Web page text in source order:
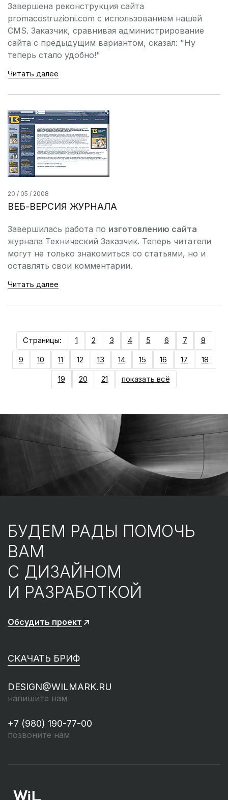
Завершена реконструкция сайта
promacostruzioni.com с использованием нашей
CMS. Заказчик, сравнивая администрирование
сайта с предыдущим вариантом, сказал: "Ну
теперь стало удобно!"
Читать далее
20 / 05 / 2008
ВЕБ-ВЕРСИЯ ЖУРНАЛА
Завершилась работа по изготовлению сайта
журнала Технический Заказчик. Теперь читатели
могут не только знакомиться со статьями, но и
оставлять свои комментарии.
Читать далее
Страницы: 1 2 3 4 5 6 7
8
9
10 11 12 13 14 15 16 17
18
19
20 21 показать всё
БУДЕМ РАДЫ ПОМОЧЬ
ВАМ
С ДИЗАЙНОМ
И РАЗРАБОТКОЙ
Обсудить проект
СКАЧАТЬ БРИФ
DESIGN@WILMARK.RU
напишите нам
+7 (980) 190-77-00
позвоните нам